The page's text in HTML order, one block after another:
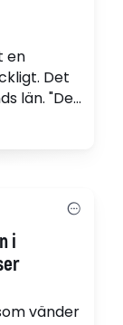
en
Det
län. "Det
som är
i
vänder